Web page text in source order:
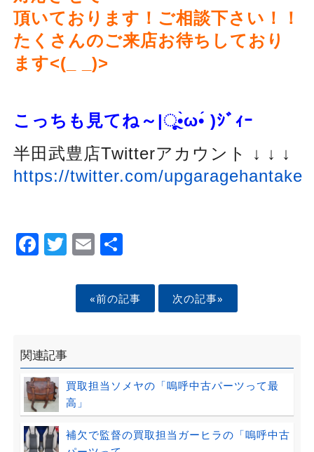
頂いております！ご相談下さい！！
たくさんのご来店お待ちしており
ます<(_ _)>
こっちも見てね～|ૂ•̀ω•́ )ｼﾞｨｰ
半田武豊店Twitterアカウント ↓ ↓ ↓
https://twitter.com/upgaragehantake
Facebook
Twitter
EmailShare
«前の記事 次の記事»
関連記事
買取担当ソメヤの「嗚呼中古パーツって最
高」
補欠で監督の買取担当ガーヒラの「嗚呼中古